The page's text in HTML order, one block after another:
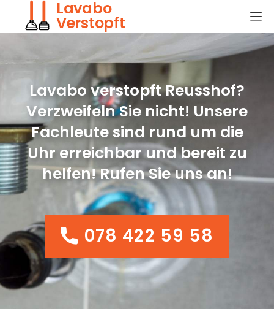
Lavabo
Verstopft
Lavabo verstopft Reusshof?
Verzweifeln Sie nicht! Unsere
Fachleute sind rund um die
Uhr erreichbar und bereit zu
helfen! Rufen Sie uns an!
078 422 59 58
078 422 59 58